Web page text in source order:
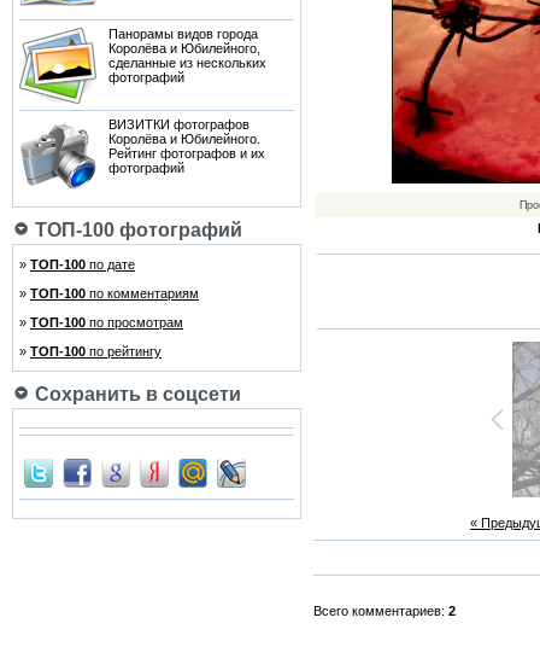
Панорамы видов города
Королёва и Юбилейного,
сделанные из нескольких
фотографий
ВИЗИТКИ фотографов
Королёва и Юбилейного.
Рейтинг фотографов и их
фотографий
ТОП-100 фотографий
» ТОП-100 по дате
» ТОП-100 по комментариям
» ТОП-100 по просмотрам
» ТОП-100 по рейтингу
Сохранить в соцсети
«
Всего комментариев: 2